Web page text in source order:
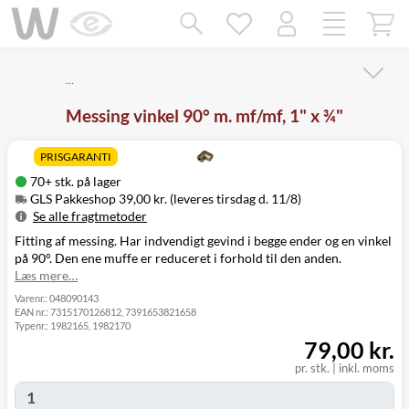
…
Messing vinkel 90° m. mf/mf, 1" x ¾"
PRISGARANTI
70+ stk. på lager
GLS Pakkeshop 39,00 kr. (leveres tirsdag d. 11/8)
Se alle fragtmetoder
Metode
Pris
Leveres
GLS Pakkeshop
39,00 kr.
Tirsdag d. 11/8
GLS
Hjemmelevering
GLS Erhverv
49,00 kr.
Tirsdag d. 11/8
Direkte levering
149,00 kr.
(9230)
Fitting af messing. Har indvendigt gevind i begge ender og en vinkel
på 90°. Den ene muffe er reduceret i forhold til den anden.
Læs mere…
Varenr.: 048090143
EAN nr.: 7315170126812, 7391653821658
Typenr.: 1982165, 1982170
pr. stk. inkl. moms
79,00 kr.
Mangler chatten?
Ret samtykke!